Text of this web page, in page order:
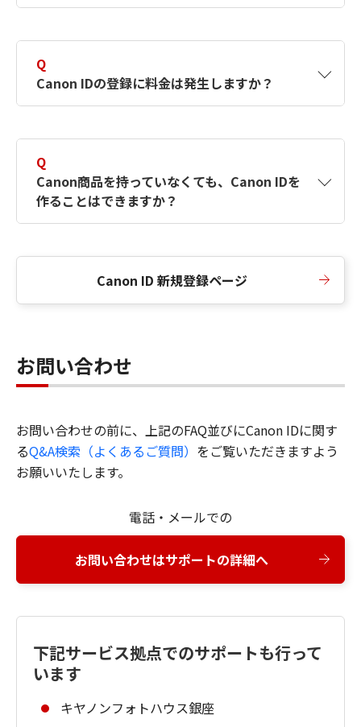
択したサービスから取得します。アカウントを
簡単に作成できるように、この情報を使用して
Canon IDの登録フォームを入力します。
Q
Canon IDの登録に料金は発生しますか？
Q
Canon商品を持っていなくても、Canon IDを
作ることはできますか？
Canon ID 新規登録ページ
お問い合わせ
お問い合わせの前に、上記のFAQ並びにCanon IDに関す
るQ&A検索（よくあるご質問） をご覧いただきますよう
お願いいたします。
電話・メールでの
お問い合わせはサポートの詳細へ
下記サービス拠点でのサポートも行って
います
キヤノンフォトハウス銀座